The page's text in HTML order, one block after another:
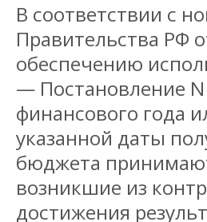
В соответствии с
Правительства РФ
обеспечению
— Постановление N
финансового года
указанной даты
бюджета
возникшие из
достижения